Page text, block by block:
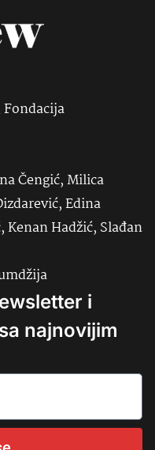
Fondacija
Čengić, Milica
Edina
Hadžić, Slađan
i
najnovijim